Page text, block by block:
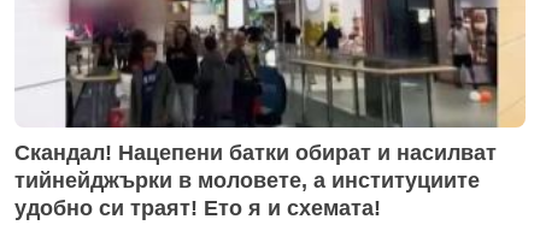
Скандал! Нацепени батки обират и насилват
тийнейджърки в моловете, а институциите
удобно си траят! Ето я и схемата!